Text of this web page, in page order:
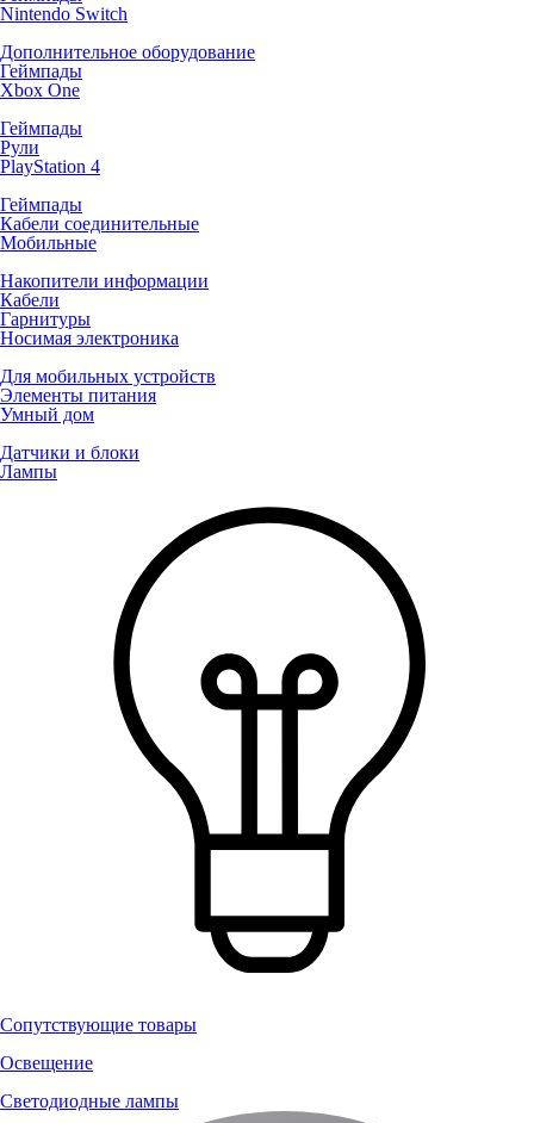
Nintendo Switch
Дополнительное оборудование
Геймпады
Xbox One
Геймпады
Рули
PlayStation 4
Геймпады
Кабели соединительные
Мобильные
Накопители информации
Кабели
Гарнитуры
Носимая электроника
Для мобильных устройств
Элементы питания
Умный дом
Датчики и блоки
Лампы
Сопутствующие товары
Освещение
Светодиодные лампы